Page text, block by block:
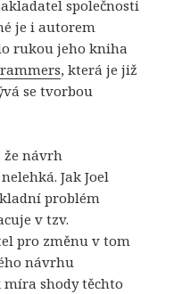
společnosti
je i autorem
rukou jeho kniha
, která je již
se tvorbou
že návrh
Jak Joel
problém
v tzv.
pro změnu v tom
návrhu
shody těchto